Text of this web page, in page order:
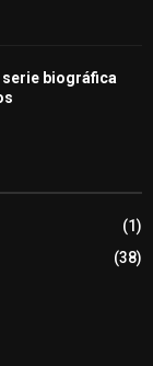
serie biográfica
(1)
(38)